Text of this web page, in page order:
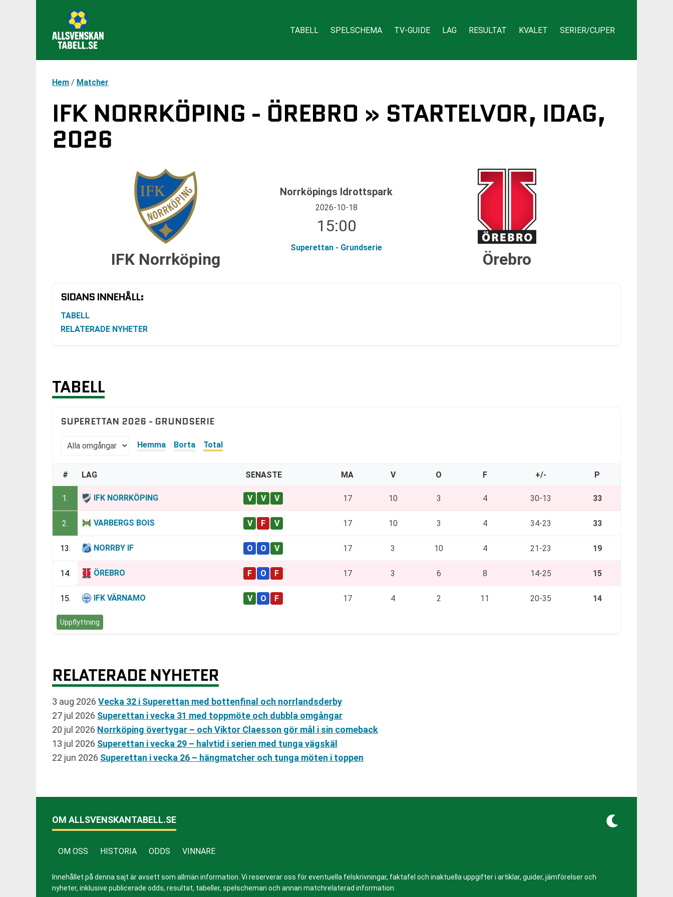
TABELL SPELSCHEMA TV-GUIDE LAG RESULTAT KVALET SERIER/CUPER
Hem / Matcher
IFK NORRKÖPING - ÖREBRO » STARTELVOR, IDAG,
2026
IFK Norrköping
Norrköpings Idrottspark
2026-10-18
15:00
Superettan - Grundserie
Örebro
SIDANS INNEHÅLL:
TABELL
RELATERADE NYHETER
TABELL
SUPERETTAN 2026 - GRUNDSERIE
Hemma Borta Total
# LAG SENASTE MA V O F +/- P
1. IFK NORRKÖPING 17 10 3 4 30-13 33
2. VARBERGS BOIS 17 10 3 4 34-23 33
13. NORRBY IF 17 3 10 4 21-23 19
14. ÖREBRO 17 3 6 8 14-25 15
15. IFK VÄRNAMO 17 4 2 11 20-35 14
Uppflyttning
RELATERADE NYHETER
3 aug 2026 Vecka 32 i Superettan med bottenfinal och norrlandsderby
27 jul 2026 Superettan i vecka 31 med toppmöte och dubbla omgångar
20 jul 2026 Norrköping övertygar – och Viktor Claesson gör mål i sin comeback
13 jul 2026 Superettan i vecka 29 – halvtid i serien med tunga vägskäl
22 jun 2026 Superettan i vecka 26 – hängmatcher och tunga möten i toppen
OM ALLSVENSKANTABELL.SE
OM OSS HISTORIA ODDS VINNARE
Innehållet på denna sajt är avsett som allmän information. Vi reserverar oss för eventuella felskrivningar, faktafel och inaktuella uppgifter i artiklar, guider, jämförelser och
nyheter, inklusive publicerade odds, resultat, tabeller, spelscheman och annan matchrelaterad information.